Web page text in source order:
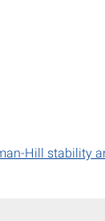
Hill stability